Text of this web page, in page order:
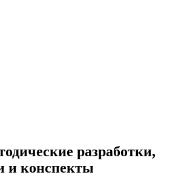
разработки,
и конспекты